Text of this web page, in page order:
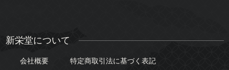
新栄堂について
会社概要
特定商取引法に基づく表記